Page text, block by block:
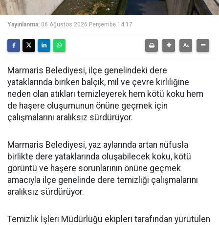
Yayınlanma: 06 Ağustos 2026 Perşembe 14:17
Marmaris Belediyesi, ilçe genelindeki dere
yataklarında biriken balçık, mil ve çevre kirliliğine
neden olan atıkları temizleyerek hem kötü koku hem
de haşere oluşumunun önüne geçmek için
çalışmalarını aralıksız sürdürüyor.
Marmaris Belediyesi, yaz aylarında artan nüfusla
birlikte dere yataklarında oluşabilecek koku, kötü
görüntü ve haşere sorunlarının önüne geçmek
amacıyla ilçe genelinde dere temizliği çalışmalarını
aralıksız sürdürüyor.
Temizlik İşleri Müdürlüğü ekipleri tarafından yürütülen